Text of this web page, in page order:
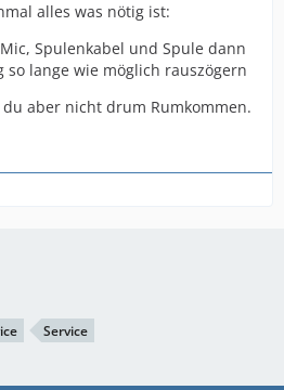
alles was nötig ist:
Spulenkabel und Spule dann
lange wie möglich rauszögern
aber nicht drum Rumkommen.
Service